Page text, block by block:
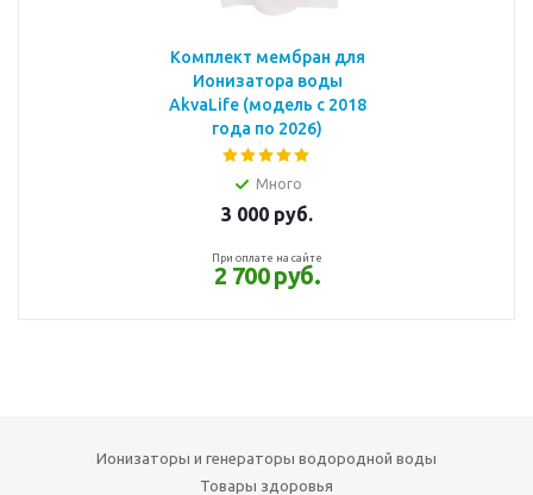
Комплект мембран для
Ионизатора воды
AkvaLife (модель с 2018
года по 2026)
Много
3 000 руб.
При оплате на сайте
2 700 руб.
Ионизаторы и генераторы водородной воды
Товары здоровья